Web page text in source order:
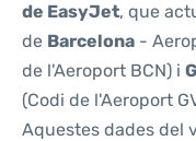
de EasyJet, que
de Barcelona -
de l'Aeroport BCN) i
(Codi de l'Aeroport
Aquestes dades del